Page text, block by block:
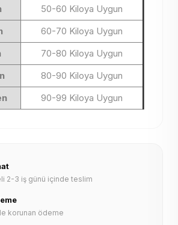
50-60 Kiloya Uygun
60-70 Kiloya Uygun
70-80 Kiloya Uygun
80-90 Kiloya Uygun
90-99 Kiloya Uygun
2-3 iş günü içinde teslim
korunan ödeme